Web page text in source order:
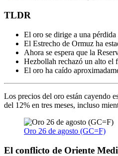
TLDR
El oro se dirige a una
El Estrecho de Ormuz ha
Ahora se espera que la
Hezbollah rechazó un alto el
El oro ha caído
Los precios del oro están cayendo
del 12% en tres meses, incluso
Oro 26 de agosto (GC=F)
El conflicto de Oriente